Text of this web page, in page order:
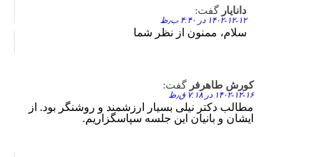
دانایار گفت:
۱۴۰۲-۱۲-۱۲ در ۴:۴۰ ب٫ظ
سلام، ممنون از نظر شما
کورش طاهرفر گفت:
۱۴۰۲-۱۲-۱۶ در ۷:۱۸ ق٫ظ
مطالب دکتر نیلی بسیار ارزشمند و روشنگر بود. از
ایشان و بانیان این جلسه سپاسگزاریم.